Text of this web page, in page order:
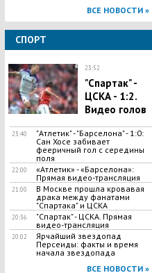
ВСЕ НОВОСТИ »
СПОРТ
23:52
"Спартак" -
ЦСКА - 1:2.
Видео голов
23:40
"Атлетик" - "Барселона" - 1:0:
Сан Хосе забивает
фееричный гол с середины
поля
22:00
«Атлетик» - «Барселона»:
Прямая видео-трансляция
21:00
В Москве прошла кровавая
драка между фанатами
"Спартака" и ЦСКА
20:36
"Спартак" - ЦСКА. Прямая
видео-трансляция
20:02
Ярчайший звездопад
Персеиды: факты и время
начала звездопада
ВСЕ НОВОСТИ »